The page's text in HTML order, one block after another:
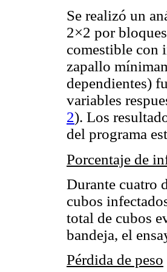
Se realizó un
2×2 por
comestible con
zapallo
dependientes)
variables
2). Los
del programa
Porcentaje de
Durante cuatro
cubos
total de cubos
bandeja, el
Pérdida de peso